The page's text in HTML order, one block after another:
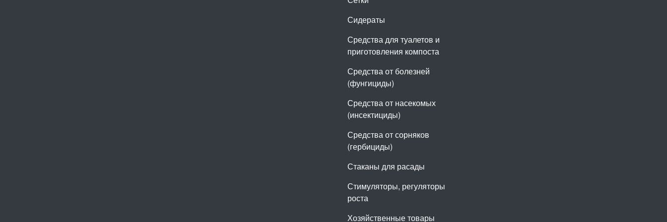
Сидераты
Средства для туалетов и
приготовления компоста
Средства от болезней
(фунгициды)
Средства от насекомых
(инсектициды)
Средства от сорняков
(гербициды)
Стаканы для расады
Стимуляторы, регуляторы
роста
Хозяйственные товары